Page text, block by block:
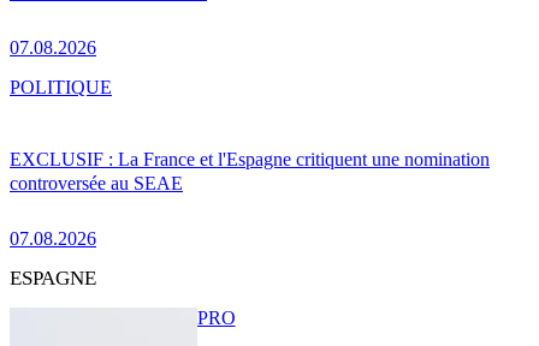
07.08.2026
EXCLUSIF : La France et l'Espagne critiquent une nomination
controversée au SEAE
07.08.2026
POLITIQUE
ESPAGNE
PRO